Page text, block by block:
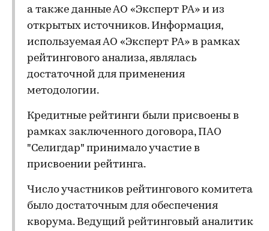
а также данные АО «Эксперт РА» и из
открытых источников. Информация,
используемая АО «Эксперт РА» в рамках
рейтингового анализа, являлась
достаточной для применения
методологии.
Кредитные рейтинги были присвоены в
рамках заключенного договора, ПАО
"Селигдар" принимало участие в
присвоении рейтинга.
Число участников рейтингового комитета
было достаточным для обеспечения
кворума. Ведущий рейтинговый аналитик